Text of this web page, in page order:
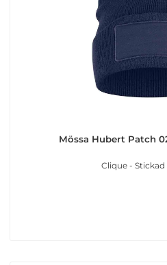
Mössa Hubert Patch
Clique - Stickad